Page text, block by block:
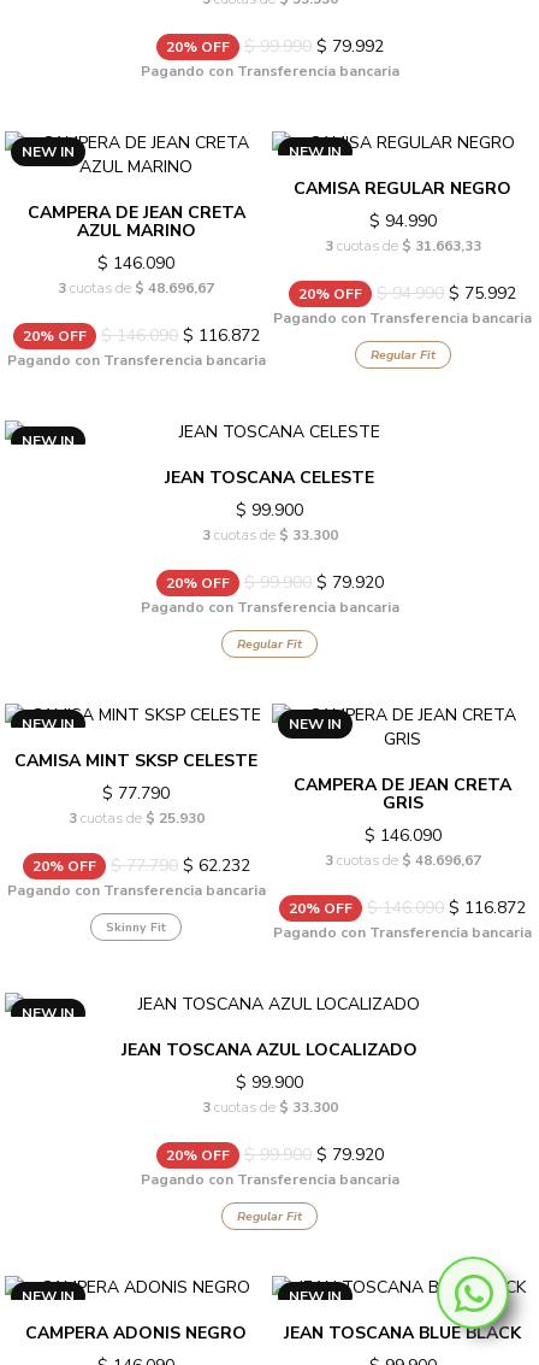
20% OFF $ 99.990$ 79.992
Pagando con Transferencia bancaria
NEW IN
CAMPERA DE JEAN CRETA
AZUL MARINO
$ 146.090
3cuotas de $ 48.696,67
20% OFF $ 146.090$ 116.872
Pagando con Transferencia bancaria
NEW IN
CAMISA REGULAR NEGRO
$ 94.990
3cuotas de $ 31.663,33
20% OFF $ 94.990 $ 75.992
Pagando con Transferencia bancaria
Regular Fit
NEW IN
JEAN TOSCANA CELESTE
$ 99.900
3cuotas de $ 33.300
20% OFF $ 99.900$ 79.920
Pagando con Transferencia bancaria
Regular Fit
NEW IN
CAMISA MINT SKSP CELESTE
$ 77.790
3cuotas de $ 25.930
20% OFF $ 77.790$ 62.232
Pagando con Transferencia bancaria
Skinny Fit
NEW IN
CAMPERA DE JEAN CRETA
GRIS
$ 146.090
3cuotas de $ 48.696,67
20% OFF $ 146.090 $ 116.872
Pagando con Transferencia bancaria
NEW IN
JEAN TOSCANA AZUL LOCALIZADO
$ 99.900
3cuotas de $ 33.300
20% OFF $ 99.900$ 79.920
Pagando con Transferencia bancaria
Regular Fit
NEW IN
CAMPERA ADONIS NEGRO
NEW IN
JEAN TOSCANA BLUE BLACK